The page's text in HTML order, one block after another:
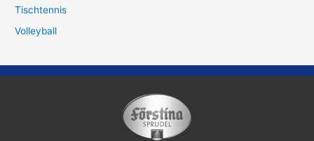
Tischtennis
Volleyball